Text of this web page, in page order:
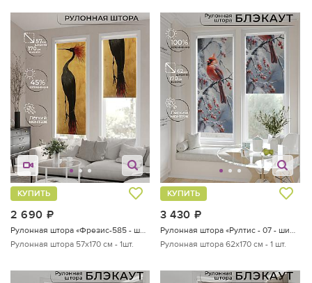
2 690
КУПИТЬ
Рулонная штора 57х170 см - 1шт.
3 430
КУПИТЬ
Рулонная штора 62х170 см - 1 шт.